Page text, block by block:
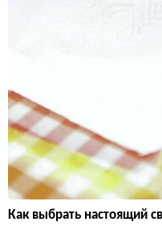
Как выбрать настоящий